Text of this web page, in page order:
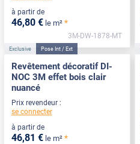
à partir de
46,80 € le m² *
3M-DW-1878-MT
Exclusive Pose Int / Ext
Revêtement décoratif DI-
NOC 3M effet bois clair
nuancé
Prix revendeur :
se connecter
à partir de
46,81 € le m² *